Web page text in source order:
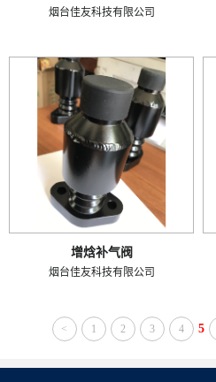
烟台佳友科技有限公司
增焓补气阀
烟台佳友科技有限公司
< 1 2 3 4 5